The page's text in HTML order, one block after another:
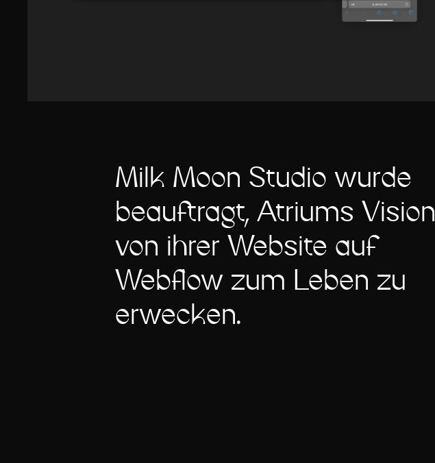
Milk Moon Studio wurde
beauftragt, Atriums Vision
von ihrer Website auf
Webflow zum Leben zu
erwecken.